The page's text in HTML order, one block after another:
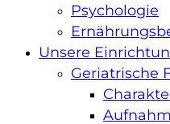
Psychologie
Unsere
Geriatrische